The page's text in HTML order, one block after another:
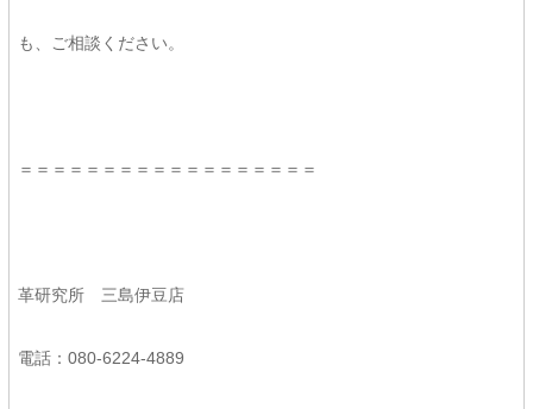
も、ご相談ください。
＝＝＝＝＝＝＝＝＝＝＝＝＝＝＝＝＝＝
革研究所 三島伊豆店
電話：080-6224-4889